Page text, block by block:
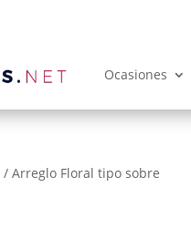
Ocasiones
/ Arreglo Floral tipo sobre